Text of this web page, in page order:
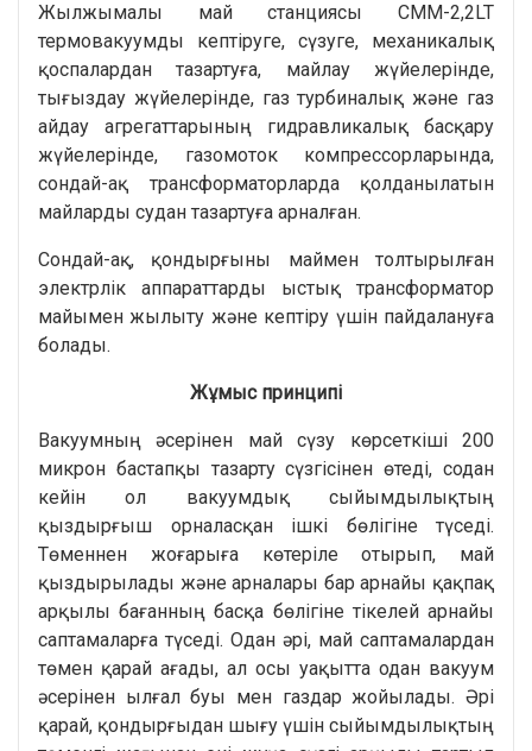
Жылжымалы май станциясы CMM-2,2LT
термовакуумды кептіруге, сүзуге, механикалық
қоспалардан тазартуға, майлау жүйелерінде,
тығыздау жүйелерінде, газ турбиналық және газ
айдау агрегаттарының гидравликалық басқару
жүйелерінде, газомоток компрессорларында,
сондай-ақ трансформаторларда қолданылатын
майларды судан тазартуға арналған.
Сондай-ақ, қондырғыны маймен толтырылған
электрлік аппараттарды ыстық трансформатор
майымен жылыту және кептіру үшін пайдалануға
болады.
Жұмыс принципі
Вакуумның әсерінен май сүзу көрсеткіші 200
микрон бастапқы тазарту сүзгісінен өтеді, содан
кейін ол вакуумдық сыйымдылықтың
қыздырғыш орналасқан ішкі бөлігіне түседі.
Төменнен жоғарыға көтеріле отырып, май
қыздырылады және арналары бар арнайы қақпақ
арқылы бағанның басқа бөлігіне тікелей арнайы
саптамаларға түседі. Одан әрі, май саптамалардан
төмен қарай ағады, ал осы уақытта одан вакуум
әсерінен ылғал буы мен газдар жойылады. Әрі
қарай, қондырғыдан шығу үшін сыйымдылықтың